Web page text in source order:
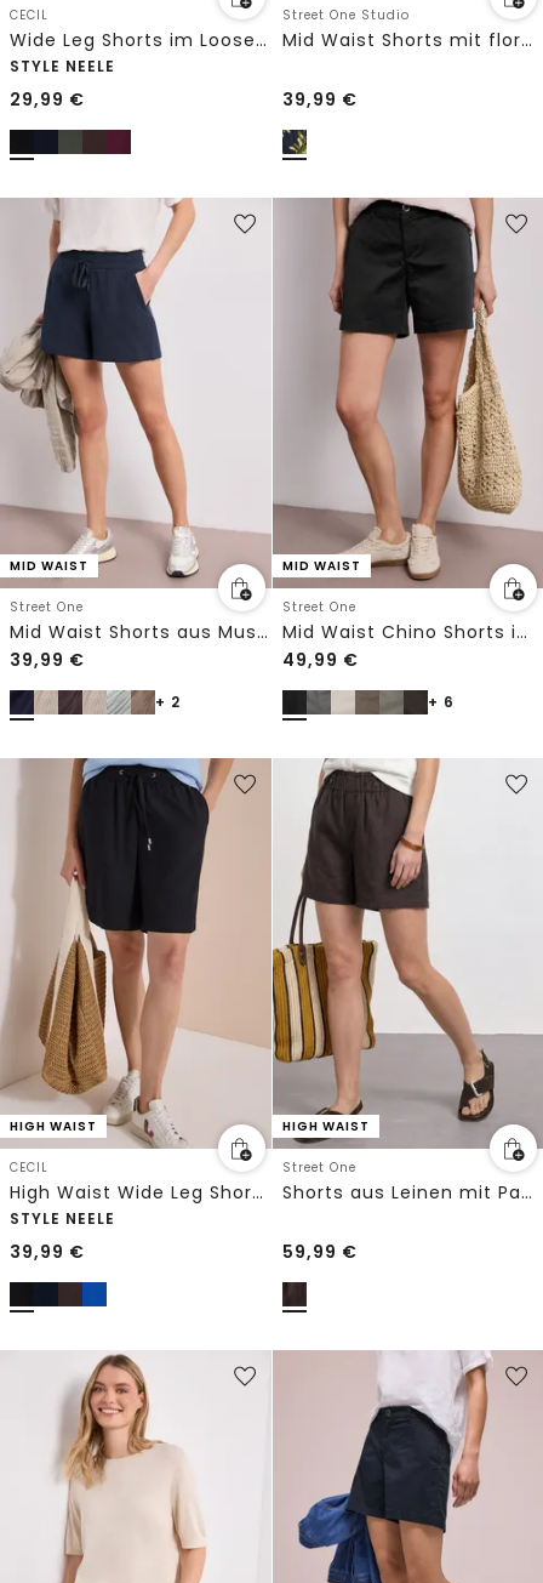
CECIL
Wide Leg Shorts im Loose Fit
STYLE NEELE
29,99 €
Street One Studio
Mid Waist Shorts mit floralem Print
39,99 €
MID WAIST
Street One
Mid Waist Shorts aus Musselinstoff
39,99 €
+ 2
MID WAIST
Street One
Mid Waist Chino Shorts im Casual Fit
49,99 €
+ 6
HIGH WAIST
CECIL
High Waist Wide Leg Shorts im Loose Fit
STYLE NEELE
39,99 €
HIGH WAIST
Street One
Shorts aus Leinen mit Paperbag-Bund
59,99 €